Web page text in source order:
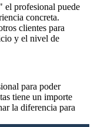
el profesional puede
concreta.
clientes para
y el nivel de
para poder
tiene un importe
la diferencia para